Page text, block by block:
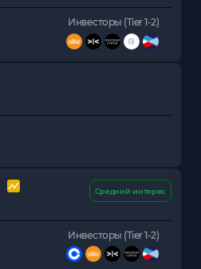
Инвесторы (Tier 1-2)
COMP
Средний интерес
Инвесторы (Tier 1-2)